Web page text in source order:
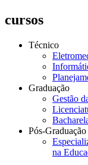
cursos
Técnico
Graduação
Gestão
Pós-Graduação
na